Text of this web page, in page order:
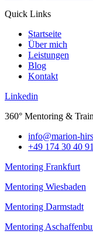
Quick Links
Startseite
Über mich
Leistungen
Blog
Kontakt
Linkedin
360° Mentoring &
@ofni
+49 174 30 40
Mentoring Frankfurt
Mentoring Wiesbaden
Mentoring Darmstadt
Mentoring